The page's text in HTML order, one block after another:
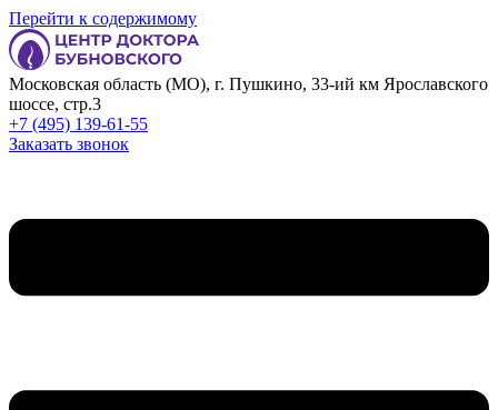
Перейти к содержимому
Московская область (МО), г. Пушкино, 33-ий км Ярославского
шоссе, стр.3
+7 (495) 139-61-55
Заказать звонок